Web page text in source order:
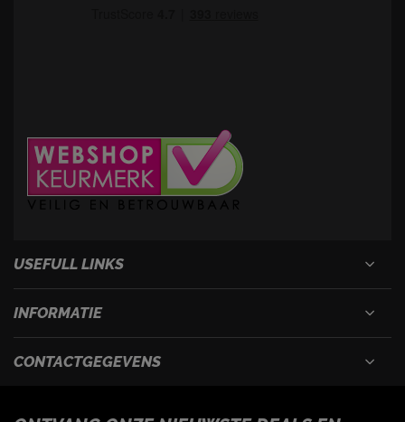
USEFULL LINKS
INFORMATIE
CONTACTGEGEVENS